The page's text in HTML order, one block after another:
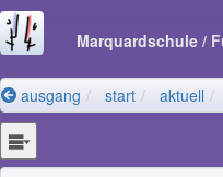
Marquardschule /
ausgang start aktuell